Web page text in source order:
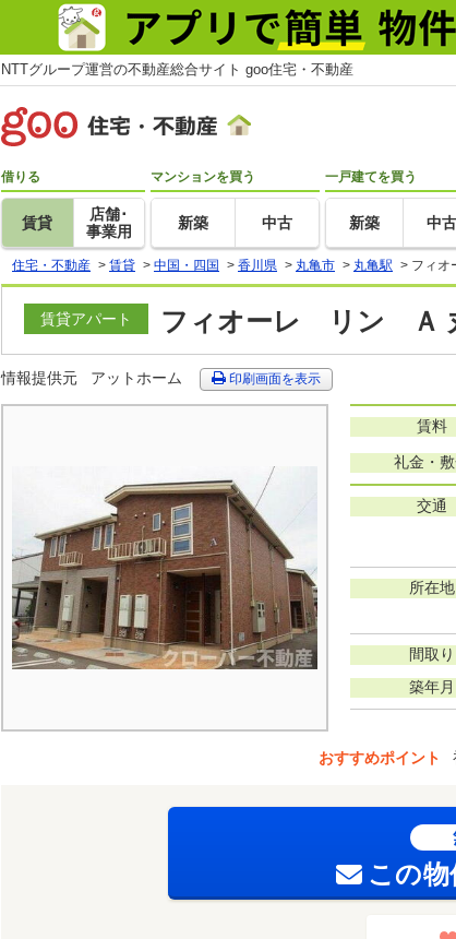
NTTグループ運営の不動産総合サイト goo住宅・不動産
借りる
賃貸
店舗･
事業用
マンションを買う
新築 中古
一戸建てを買う
新築 中古
住宅・不動産 > 賃貸 > 中国・四国 > 香川県 > 丸亀市 > 丸亀駅 > フィ
賃貸アパート フィオーレ リン Ａ
情報提供元 アットホーム 印刷画面を表示
賃料
礼金・
交通
所在地
間取り
築年月
おすすめポイント
この